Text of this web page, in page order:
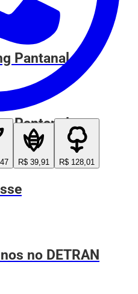
R$ 39,91 R$ 128,01
Pantanal
Pantanal
no DETRAN